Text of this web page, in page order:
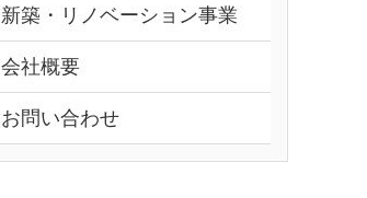
新築・リノベーション事業
会社概要
お問い合わせ